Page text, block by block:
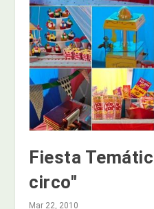
Fiesta
circo"
Mar 22, 2010